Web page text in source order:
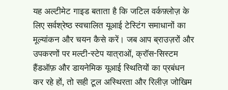
यह अल्टीमेट गाइड बताता है कि जटिल वर्कफ़्लोज़ के
लिए सर्वश्रेष्ठ स्वचालित यूआई टेस्टिंग समाधानों का
मूल्यांकन और चयन कैसे करें। जब आप ब्राउज़रों और
उपकरणों पर मल्टी-स्टेप यात्राओं, क्रॉस-सिस्टम
हैंडऑफ़ और डायनेमिक यूआई स्थितियों का प्रबंधन
कर रहे हों, तो सही टूल अस्थिरता और रिलीज़ जोखिम